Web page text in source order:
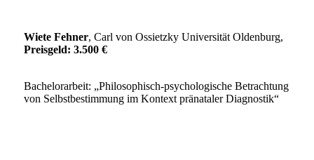
Wiete Fehner, Carl von Ossietzky Universität Oldenburg,
Preisgeld: 3.500 €
Bachelorarbeit: „Philosophisch-psychologische Betrachtung
von Selbstbestimmung im Kontext pränataler Diagnostik“